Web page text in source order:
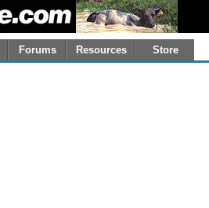
Forums Resources Store